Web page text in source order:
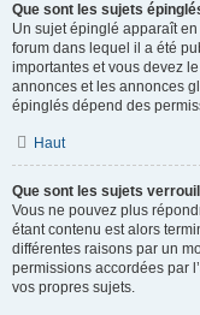
Que sont les sujets
Un sujet épinglé apparaît
forum dans lequel il a été
importantes et vous devez
annonces et les annonces
épinglés dépend des
Haut
Que sont les sujets
Vous ne pouvez plus
étant contenu est alors
différentes raisons par un
permissions accordées par
vos propres sujets.